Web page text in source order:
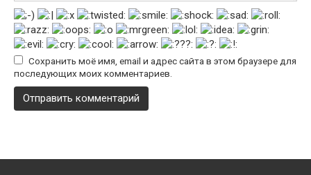
Сохранить моё имя, email и адрес сайта в этом браузере для
последующих моих комментариев.